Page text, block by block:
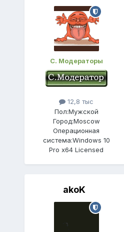
С. Модераторы
12,8 тыс
Пол:Мужской
Город:Moscow
Операционная
система:Windows 10
Pro x64 Licensed
akoK